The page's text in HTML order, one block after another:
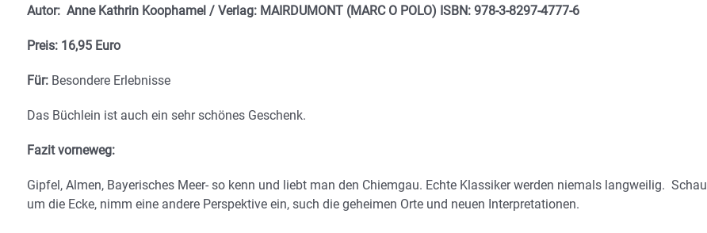
Autor: Anne Kathrin Koophamel / Verlag: MAIRDUMONT (MARC O POLO) ISBN: 978-3-8297-4777-6
Preis: 16,95 Euro
Für: Besondere Erlebnisse
Das Büchlein ist auch ein sehr schönes Geschenk.
Fazit vorneweg:
Gipfel, Almen, Bayerisches Meer- so kenn und liebt man den Chiemgau. Echte Klassiker werden niemals langweilig. Schau
um die Ecke, nimm eine andere Perspektive ein, such die geheimen Orte und neuen Interpretationen.